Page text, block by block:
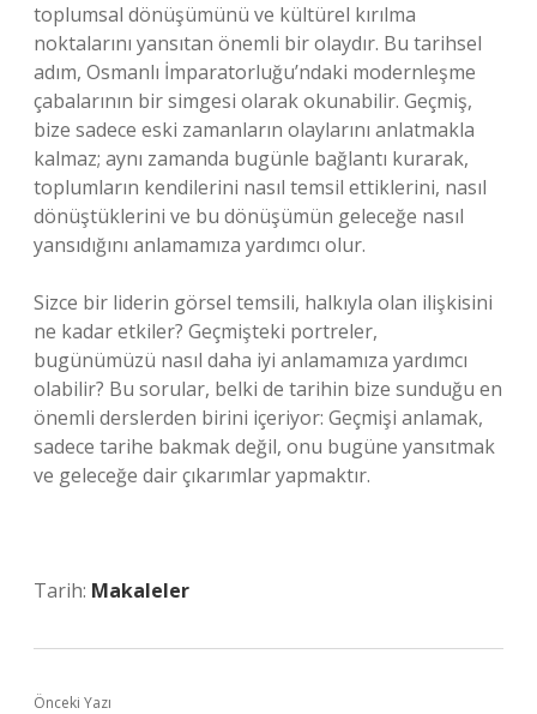
toplumsal dönüşümünü ve kültürel kırılma
noktalarını yansıtan önemli bir olaydır. Bu tarihsel
adım, Osmanlı İmparatorluğu’ndaki modernleşme
çabalarının bir simgesi olarak okunabilir. Geçmiş,
bize sadece eski zamanların olaylarını anlatmakla
kalmaz; aynı zamanda bugünle bağlantı kurarak,
toplumların kendilerini nasıl temsil ettiklerini, nasıl
dönüştüklerini ve bu dönüşümün geleceğe nasıl
yansıdığını anlamamıza yardımcı olur.
Sizce bir liderin görsel temsili, halkıyla olan ilişkisini
ne kadar etkiler? Geçmişteki portreler,
bugünümüzü nasıl daha iyi anlamamıza yardımcı
olabilir? Bu sorular, belki de tarihin bize sunduğu en
önemli derslerden birini içeriyor: Geçmişi anlamak,
sadece tarihe bakmak değil, onu bugüne yansıtmak
ve geleceğe dair çıkarımlar yapmaktır.
Tarih: Makaleler
Önceki Yazı